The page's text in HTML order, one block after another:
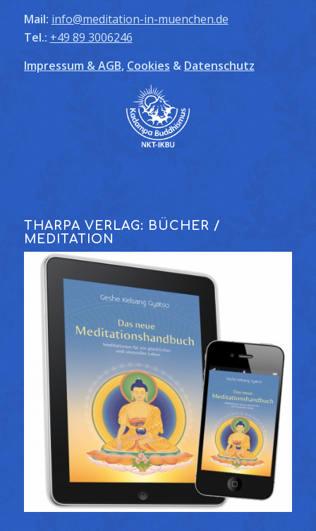
Mail: info@meditation-in-muenchen.de
Tel.: +49 89 3006246
Impressum & AGB, Cookies & Datenschutz
THARPA VERLAG: BÜCHER /
MEDITATION